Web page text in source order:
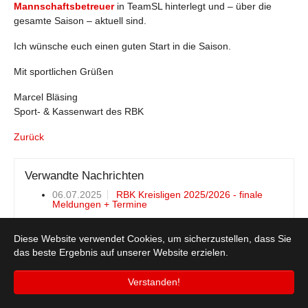
Diese Website verwendet Cookies, um sicherzustellen, dass Sie
das beste Ergebnis auf unserer Website erzielen.
Verstanden!
Mannschaftsbetreuerin TeamSL hinterlegt und – über die
gesamte Saison – aktuell sind.
Ich wünsche euch einen guten Start in die Saison.
Mit sportlichen Grüßen
Marcel Bläsing
Sport- & Kassenwart des RBK
Zurück
Verwandte Nachrichten
06.07.2025
RBK Kreisligen 2025/2026 - finale
Meldungen + Termine
© 2026 Rheinisch-Bergischer Basketballkreis e.V.